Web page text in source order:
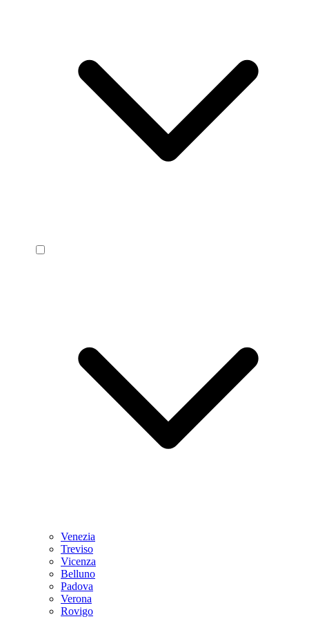
Venezia
Treviso
Vicenza
Belluno
Padova
Verona
Rovigo